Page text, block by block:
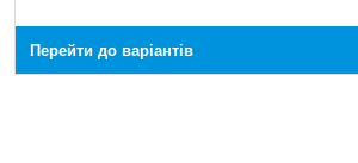
Перейти до варіантів